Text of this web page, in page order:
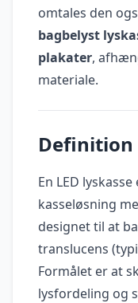
omtales den
bagbelyst
plakater,
materiale.
Definition
En LED
kasseløsning
designet til at
translucens
Formålet er at
lysfordeling og